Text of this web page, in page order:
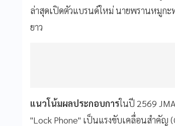
ล่าสุดเปิดตัวแบรนด์ใหม่ นายพรานหมูก
ยาว
แนวโน้มผลประกอบการในปี 2569
"Lock Phone" เป็นแรงขับเคลื่อนสำคัญ